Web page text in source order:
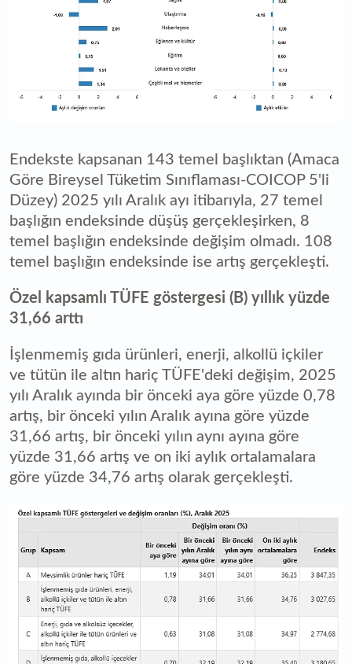
Endekste kapsanan 143 temel başlıktan (Amaca
Göre Bireysel Tüketim Sınıflaması-COICOP 5'li
Düzey) 2025 yılı Aralık ayı itibarıyla, 27 temel
başlığın endeksinde düşüş gerçekleşirken, 8
temel başlığın endeksinde değişim olmadı. 108
temel başlığın endeksinde ise artış gerçekleşti.
Özel kapsamlı TÜFE göstergesi (B) yıllık yüzde
31,66 arttı
İşlenmemiş gıda ürünleri, enerji, alkollü içkiler
ve tütün ile altın hariç TÜFE'deki değişim, 2025
yılı Aralık ayında bir önceki aya göre yüzde 0,78
artış, bir önceki yılın Aralık ayına göre yüzde
31,66 artış, bir önceki yılın aynı ayına göre
yüzde 31,66 artış ve on iki aylık ortalamalara
göre yüzde 34,76 artış olarak gerçekleşti.